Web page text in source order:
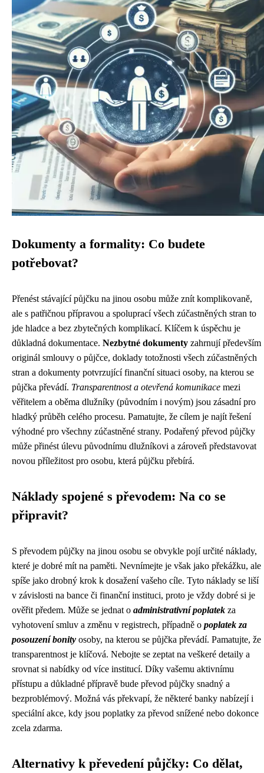
Dokumenty a formality: Co budete
potřebovat?
Přenést stávající půjčku na jinou osobu může znít komplikovaně,
ale s patřičnou přípravou a spoluprací všech zúčastněných stran to
jde hladce a bez zbytečných komplikací. Klíčem k úspěchu je
důkladná dokumentace. Nezbytné dokumenty zahrnují především
originál smlouvy o půjčce, doklady totožnosti všech zúčastněných
stran a dokumenty potvrzující finanční situaci osoby, na kterou se
půjčka převádí. Transparentnost a otevřená komunikace mezi
věřitelem a oběma dlužníky (původním i novým) jsou zásadní pro
hladký průběh celého procesu. Pamatujte, že cílem je najít řešení
výhodné pro všechny zúčastněné strany. Podařený převod půjčky
může přinést úlevu původnímu dlužníkovi a zároveň představovat
novou příležitost pro osobu, která půjčku přebírá.
Náklady spojené s převodem: Na co se
připravit?
S převodem půjčky na jinou osobu se obvykle pojí určité náklady,
které je dobré mít na paměti. Nevnímejte je však jako překážku, ale
spíše jako drobný krok k dosažení vašeho cíle. Tyto náklady se liší
v závislosti na bance či finanční instituci, proto je vždy dobré si je
ověřit předem. Může se jednat o administrativní poplatek za
vyhotovení smluv a změnu v registrech, případně o poplatek za
posouzení bonity osoby, na kterou se půjčka převádí. Pamatujte, že
transparentnost je klíčová. Nebojte se zeptat na veškeré detaily a
srovnat si nabídky od více institucí. Díky vašemu aktivnímu
přístupu a důkladné přípravě bude převod půjčky snadný a
bezproblémový. Možná vás překvapí, že některé banky nabízejí i
speciální akce, kdy jsou poplatky za převod snížené nebo dokonce
zcela zdarma.
Alternativy k převedení půjčky: Co dělat,